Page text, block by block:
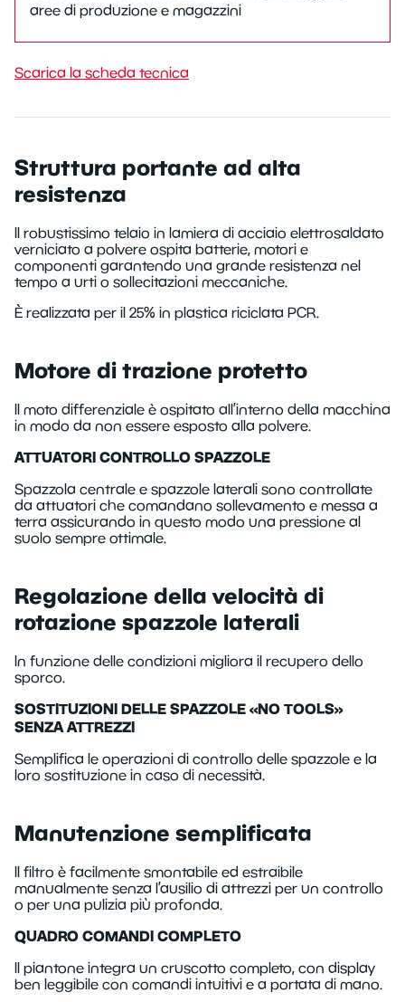
aree di produzione e magazzini
Scarica la scheda tecnica
Struttura portante ad alta
resistenza
Il robustissimo telaio in lamiera di acciaio elettrosaldato
verniciato a polvere ospita batterie, motori e
componenti garantendo una grande resistenza nel
tempo a urti o sollecitazioni meccaniche.
È realizzata per il 25% in plastica riciclata PCR.
Motore di trazione protetto
Il moto differenziale è ospitato all’interno della macchina
in modo da non essere esposto alla polvere.
ATTUATORI CONTROLLO SPAZZOLE
Spazzola centrale e spazzole laterali sono controllate
da attuatori che comandano sollevamento e messa a
terra assicurando in questo modo una pressione al
suolo sempre ottimale.
Regolazione della velocità di
rotazione spazzole laterali
In funzione delle condizioni migliora il recupero dello
sporco.
SOSTITUZIONI DELLE SPAZZOLE «NO TOOLS»
SENZA ATTREZZI
Semplifica le operazioni di controllo delle spazzole e la
loro sostituzione in caso di necessità.
Manutenzione semplificata
Il filtro è facilmente smontabile ed estraibile
manualmente senza l’ausilio di attrezzi per un controllo
o per una pulizia più profonda.
QUADRO COMANDI COMPLETO
Il piantone integra un cruscotto completo, con display
ben leggibile con comandi intuitivi e a portata di mano.